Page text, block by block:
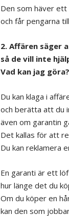
Den som häver ett
och får pengarna
2. Affären säger
så de vill inte
Vad kan jag göra?
Du kan klaga i
och berätta att du
även om garantin
Det kallas för att
Du kan reklamera
En garanti är ett
hur länge det du
Om du köper en
kan den som